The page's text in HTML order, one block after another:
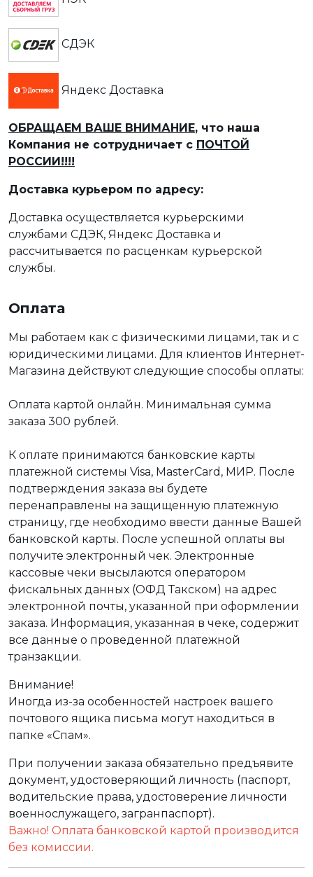
СДЭК
Яндекс Доставка
ОБРАЩАЕМ ВАШЕ ВНИМАНИЕ, что наша
Компания не сотрудничает с ПОЧТОЙ
РОССИИ!!!!
Доставка курьером по адресу:
Доставка осуществляется курьерскими
службами СДЭК, Яндекс Доставка и
рассчитывается по расценкам курьерской
службы.
Оплата
Мы работаем как с физическими лицами, так и с
юридическими лицами. Для клиентов Интернет-
Магазина действуют следующие способы оплаты:
Оплата картой онлайн. Минимальная сумма
заказа 300 рублей.
К оплате принимаются банковские карты
платежной системы Visa, MasterCard, МИР. После
подтверждения заказа вы будете
перенаправлены на защищенную платежную
страницу, где необходимо ввести данные Вашей
банковской карты. После успешной оплаты вы
получите электронный чек. Электронные
кассовые чеки высылаются оператором
фискальных данных (ОФД Такском) на адрес
электронной почты, указанной при оформлении
заказа. Информация, указанная в чеке, содержит
все данные о проведенной платежной
транзакции.
Внимание!
Иногда из-за особенностей настроек вашего
почтового ящика письма могут находиться в
папке «Спам».
При получении заказа обязательно предъявите
документ, удостоверяющий личность (паспорт,
водительские права, удостоверение личности
военнослужащего, загранпаспорт).
Важно! Оплата банковской картой производится
без комиссии.